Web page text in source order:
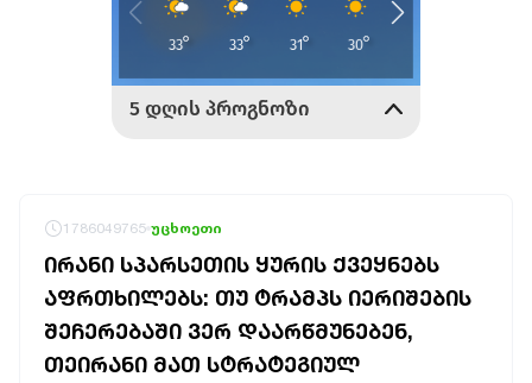
1786049765 უცხოეთი
ᲘᲠᲐᲜᲘ ᲡᲞᲐᲠᲡᲔᲗᲘᲡ ᲧᲣᲠᲘᲡ ᲥᲕᲔᲧᲜᲔᲑᲡ
ᲐᲤᲠᲗᲮᲘᲚᲔᲑᲡ: ᲗᲣ ᲢᲠᲐᲛᲞᲡ ᲘᲔᲠᲘᲨᲔᲑᲘᲡ
ᲨᲔᲩᲔᲠᲔᲑᲐᲨᲘ ᲕᲔᲠ ᲓᲐᲐᲠᲬᲛᲣᲜᲔᲑᲔᲜ,
ᲗᲔᲘᲠᲐᲜᲘ ᲛᲐᲗ ᲡᲢᲠᲐᲢᲔᲒᲘᲣᲚ